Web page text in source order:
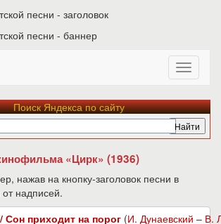
Поиск Яндекса по сайту
«Цирк» (1936)
нажав на кнопку-заголовок песни в
надписей.
Сон приходит на порог (И. Дунаевский – В.